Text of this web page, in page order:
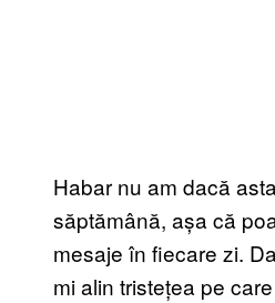
Habar nu am dacă
săptămână, așa că
mesaje în fiecare zi.
mi alin tristețea pe